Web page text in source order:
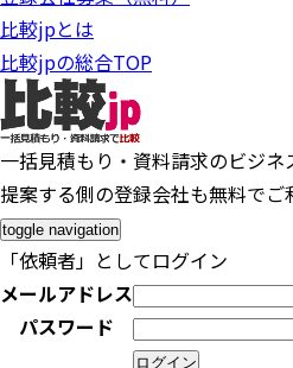
比較jpとは
比較jpの総合TOP
一括見積もり・資料請求のビジ
提案する側の登録会社も無料でご
toggle navigation
「依頼者」としてログイン
メールアドレス
パスワード